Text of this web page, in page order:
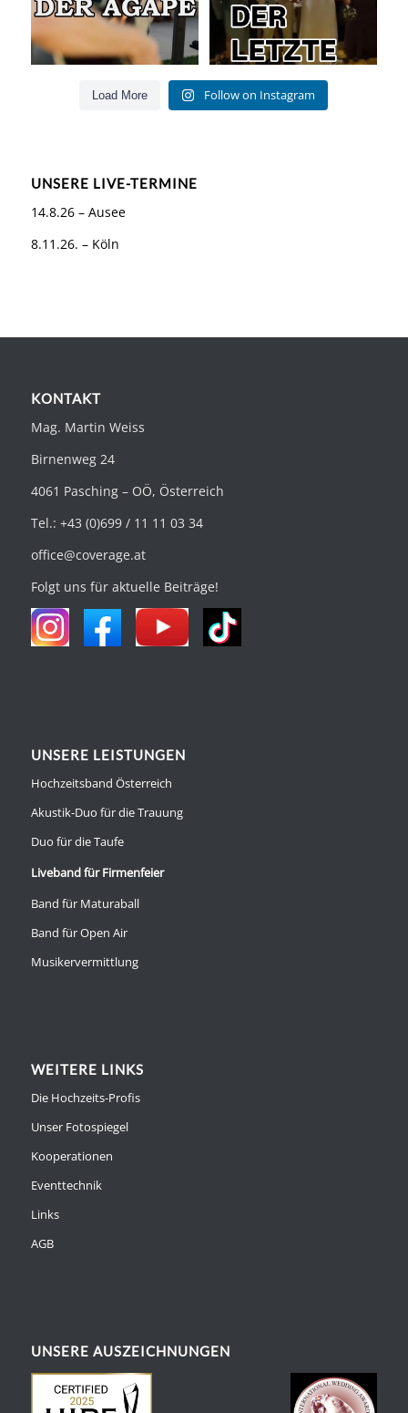
Load More Follow on Instagram
UNSERE LIVE-TERMINE
14.8.26 – Ausee
8.11.26. – Köln
KONTAKT
Mag. Martin Weiss
Birnenweg 24
4061 Pasching – OÖ, Österreich
Tel.: +43 (0)699 / 11 11 03 34
office@coverage.at
Folgt uns für aktuelle Beiträge!
UNSERE LEISTUNGEN
Hochzeitsband Österreich
Akustik-Duo für die Trauung
Duo für die Taufe
Liveband für Firmenfeier
Band für Maturaball
Band für Open Air
Musikervermittlung
WEITERE LINKS
Die Hochzeits-Profis
Unser Fotospiegel
Kooperationen
Eventtechnik
Links
AGB
UNSERE AUSZEICHNUNGEN